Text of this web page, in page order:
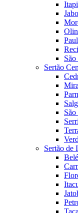
Sertão
Sertão de